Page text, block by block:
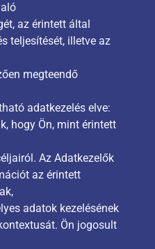
az érintett által
teljesítését, illetve az
megteendő
adatkezelés elve:
hogy Ön, mint érintett
Az Adatkezelők
az érintett
adatok kezelésének
Ön jogosult